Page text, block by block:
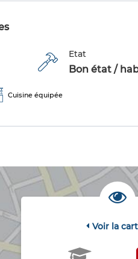
Etat
Bon état /
Cuisine équipée
Voir la